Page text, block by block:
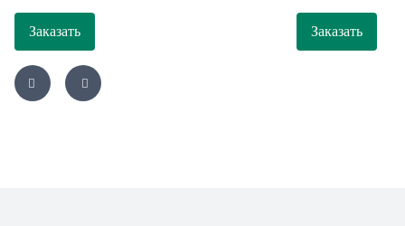
Заказать Заказать